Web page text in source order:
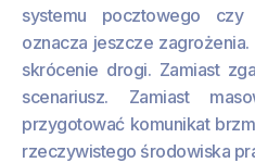
systemu pocztowego
oznacza jeszcze
skrócenie drogi. Zamiast
scenariusz. Zamiast
przygotować komunikat
rzeczywistego środowiska